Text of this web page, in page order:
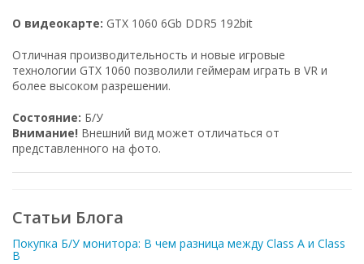
О видеокарте: GTX 1060 6Gb DDR5 192bit
Отличная производительность и новые игровые
технологии GTX 1060 позволили геймерам играть в VR и
более высоком разрешении.
Состояние: Б/У
Внимание! Внешний вид может отличаться от
представленного на фото.
Статьи Блога
Покупка Б/У монитора: В чем разница между Class A и Class
B